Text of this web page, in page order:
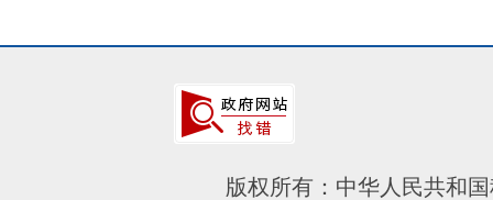
版权所有：中华人民共和